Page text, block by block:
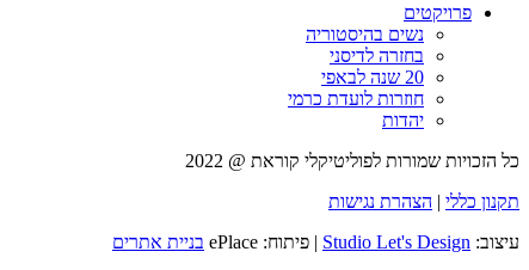
פרויקטים
נשים בהיסטוריה
בחזרה לדיסני
20 שנה לבאפי
חוזרות לועדת כרמי
יהדות
כל הזכויות שמורות לפוליטיקלי קוראת @ 2022
תקנון כללי | הצהרת נגישות
עיצוב: Studio Let's Design | פיתוח: ePlace בניית אתרים